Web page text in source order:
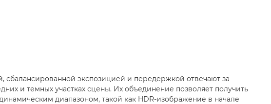
сбалансированной экспозицией и передержкой отвечают за
и темных участках сцены. Их объединение позволяет получить
диапазоном, такой как HDR-изображение в начале